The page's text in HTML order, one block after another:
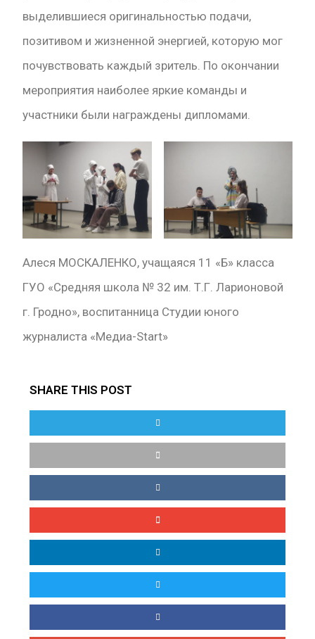
выделившиеся оригинальностью подачи,
позитивом и жизненной энергией, которую мог
почувствовать каждый зритель. По окончании
мероприятия наиболее яркие команды и
участники были награждены дипломами.
Алеся МОСКАЛЕНКО, учащаяся 11 «Б» класса
ГУО «Средняя школа № 32 им. Т.Г. Ларионовой
г. Гродно», воспитанница Студии юного
журналиста «Медиа-Start»
SHARE THIS POST